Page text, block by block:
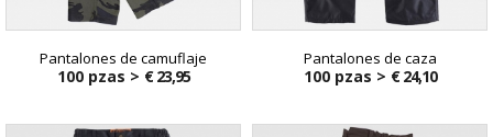
Pantalones de camuflaje
100 pzas > € 23,95
Pantalones de caza
100 pzas > € 24,10